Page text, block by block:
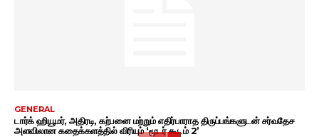
GENERAL
டார்க் ஹியூமர், அதிரடி, கற்பனை மற்றும் எதிர்பாராத திருப்பங்களுடன் சர்வதேச
அளவிலான கதைக்களத்தில் விரியும் ‘மூடர் கூடம் 2’